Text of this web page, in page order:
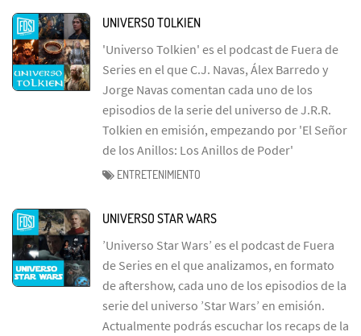
UNIVERSO TOLKIEN
'Universo Tolkien' es el podcast de Fuera de
Series en el que C.J. Navas, Álex Barredo y
Jorge Navas comentan cada uno de los
episodios de la serie del universo de J.R.R.
Tolkien en emisión, empezando por 'El Señor
de los Anillos: Los Anillos de Poder'
ENTRETENIMIENTO
UNIVERSO STAR WARS
’Universo Star Wars’ es el podcast de Fuera
de Series en el que analizamos, en formato
de aftershow, cada uno de los episodios de la
serie del universo ’Star Wars’ en emisión.
Actualmente podrás escuchar los recaps de la